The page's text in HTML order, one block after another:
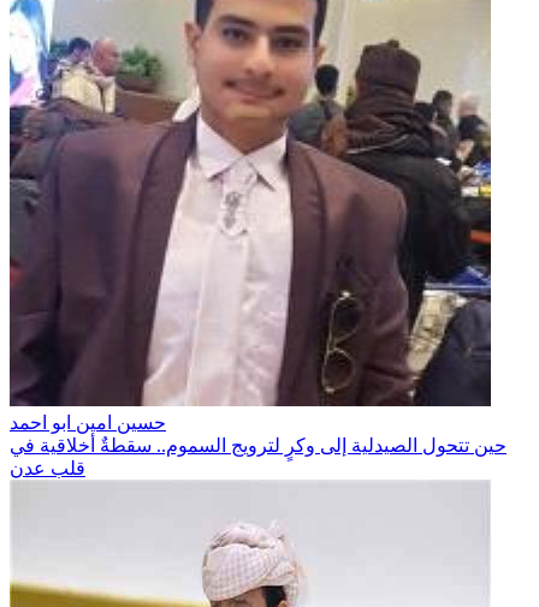
حسين امين ابو احمد
حين تتحول الصيدلية إلى وكرٍ لترويج السموم.. سقطةٌ أخلاقية في
قلب عدن